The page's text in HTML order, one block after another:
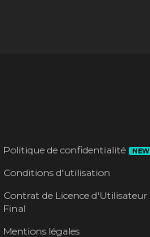
Politique de confidentialité NEW
Conditions d'utilisation
Contrat de Licence d'Utilisateur
Final
Mentions légales